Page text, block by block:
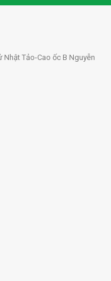
Nhật Tảo-Cao ốc B Nguyễn